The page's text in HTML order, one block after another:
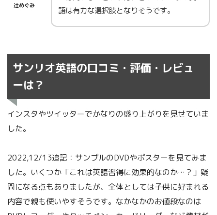
辻めぐみ
語は有力な選択肢となりそうです。
サンリオ英語の口コミ・評価・レビュ
ーは？
インスタやツイッターでかなりの盛り上がりを見せていま
した。
2022,12/13追記：サンプルのDVDやポスターを見てみま
した。いくつか「これは英語習得に効果的なのか…？」疑
問になる点もありましたが、全体としては子供に好まれる
内容で親も使いやすそうです。なかなかのお値段なのは